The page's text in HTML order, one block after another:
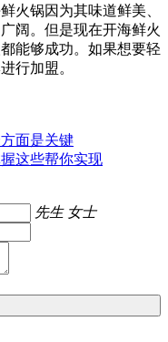
火锅因为其味道鲜美、
阔。但是现在开海鲜火
能够成功。如果想要轻
行加盟。
面是关键
这些帮你实现
先生 女士